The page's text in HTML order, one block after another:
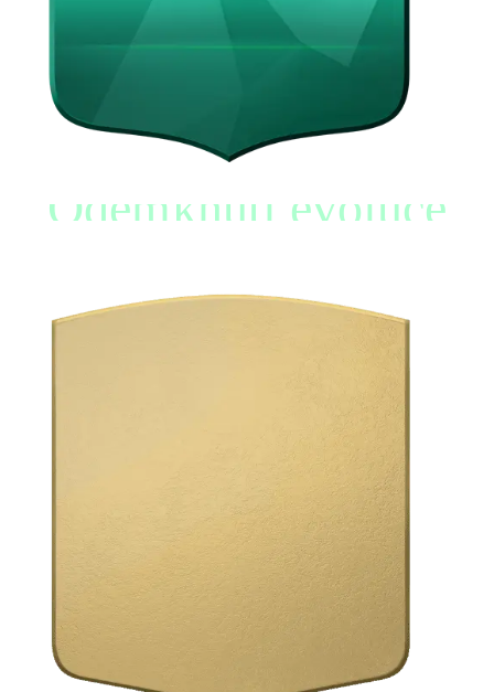
Odemknutí evoluce